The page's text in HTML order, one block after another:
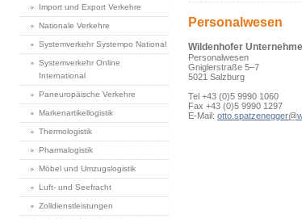
Import und Export Verkehre
Nationale Verkehre
Systemverkehr Systempo National
Systemverkehr Online
International
Paneuropäische Verkehre
Markenartikellogistik
Thermologistik
Pharmalogistik
Möbel und Umzugslogistik
Luft- und Seefracht
Zolldienstleistungen
Personalwesen
Wildenhofer
Personalwesen
Gniglerstraße 5–7
5021 Salzburg
Tel +43 (0)5 9990 1060
Fax +43 (0)5 9990 1297
E-Mail: otto.spatzenegger@